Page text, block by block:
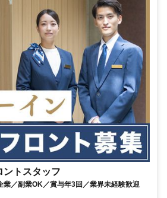
ントスタッフ
業／副業OK／賞与年3回／業界未経験歓迎